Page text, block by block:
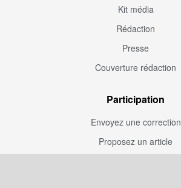
Kit média
Rédaction
Presse
Couverture rédaction
Participation
Envoyez une correction
Proposez un article